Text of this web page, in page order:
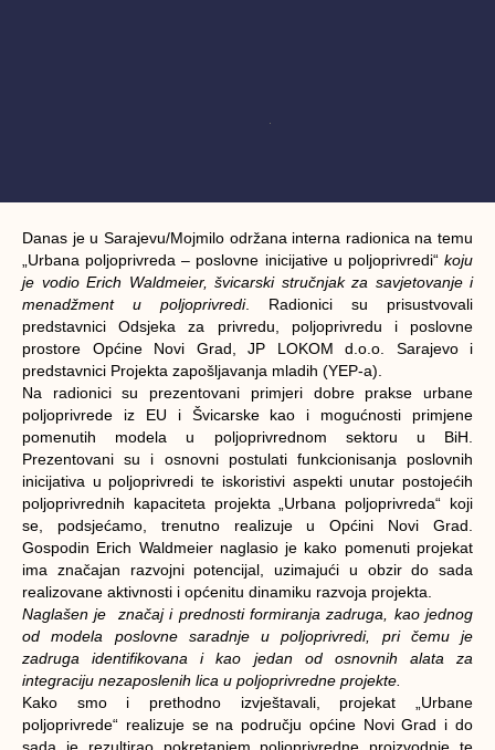
Danas je u Sarajevu/Mojmilo održana interna radionica na temu
„Urbana poljoprivreda – poslovne inicijative u poljoprivredi“koju
je vodio Erich Waldmeier, švicarski stručnjak za savjetovanje i
menadžment u poljoprivredi. Radionici su prisustvovali
predstavnici Odsjeka za privredu, poljoprivredu i poslovne
prostore Općine Novi Grad, JP LOKOM d.o.o. Sarajevo i
predstavnici Projekta zapošljavanja mladih (YEP-a).
Na radionici su prezentovani primjeri dobre prakse urbane
poljoprivrede iz EU i Švicarske kao i mogućnosti primjene
pomenutih modela u poljoprivrednom sektoru u BiH.
Prezentovani su i osnovni postulati funkcionisanja poslovnih
inicijativa u poljoprivredi te iskoristivi aspekti unutar postojećih
poljoprivrednih kapaciteta projekta „Urbana poljoprivreda“ koji
se, podsjećamo, trenutno realizuje u Općini Novi Grad.
Gospodin Erich Waldmeier naglasio je kako pomenuti projekat
ima značajan razvojni potencijal, uzimajući u obzir do sada
realizovane aktivnosti i općenitu dinamiku razvoja projekta.
Naglašen je značaj i prednosti formiranja zadruga, kao jednog
od modela poslovne saradnje u poljoprivredi, pri čemu je
zadruga identifikovana i kao jedan od osnovnih alata za
integraciju nezaposlenih lica u poljoprivredne projekte.
Kako smo i prethodno izvještavali, projekat „Urbane
poljoprivrede“ realizuje se na području općine Novi Grad i do